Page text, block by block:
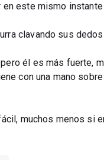
en este mismo instante
clavando sus
él es más fuerte,
con una mano sobre
muchos menos si